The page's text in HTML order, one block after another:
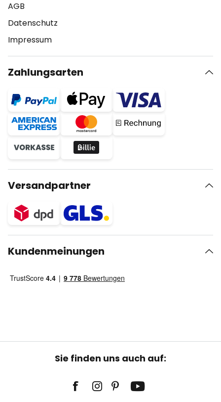
AGB
Datenschutz
Impressum
Zahlungsarten
Versandpartner
Kundenmeinungen
Sie finden uns auch auf: